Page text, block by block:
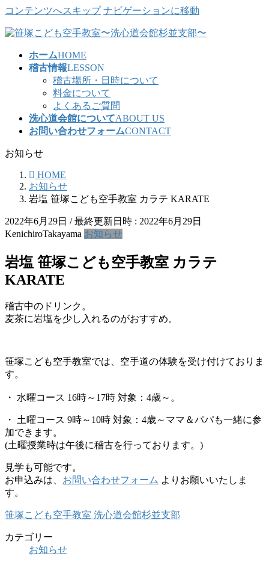
コンテンツへスキップ ナビゲーションに移動
ホームHOME
稽古情報LESSON
稽古場所・日時について
料金について
よくあるご質問
洗心道会館についてABOUT US
お問い合わせフォームCONTACT
お知らせ
HOME
お知らせ
岩塩 笹塚こども空手教室 カラテ KARATE
2022年6月29日 / 最終更新日時 : 2022年6月29日
KenichiroTakayama お知らせ
岩塩 笹塚こども空手教室 カラテ
KARATE
稽古中のドリンク。
麦茶に岩塩を少し入れるのがおすすめ。
笹塚こども空手教室では、空手道の体験を受け付けておりま
す。
・ 水曜コース 16時～17時 対象：4歳～。
・ 土曜コース 9時～10時 対象：4歳～ママ＆パパも一緒に参
加できます。
(土曜授業時は午後に稽古を行っております。)
見学も可能です。
お申込みは、 お問い合わせフォーム よりお願いいたしま
す。
笹塚こども空手教室 洗心道会館杉並支部
カテゴリー
お知らせ